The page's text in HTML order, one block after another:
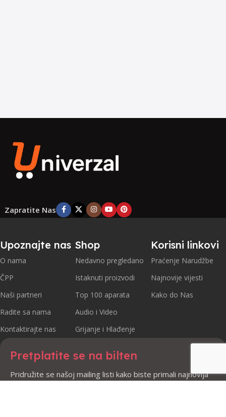
Zapratite Nas
Upoznajte nas
O nama
ČPP
Naši partneri
Radite sa nama
Kontaktirajte nas
Shop
Nedavno pregledano
Istaknuti proizvodi
Top 100 aparata
Audio i Video
Grijanje i Hlađenje
Korisni linkovi
Praćenje Narudžbe
Najnovije vijesti
Kako do Nas
Pretplatite se na bilten
Pridružite se našoj mailing listi kako biste primali najnovija